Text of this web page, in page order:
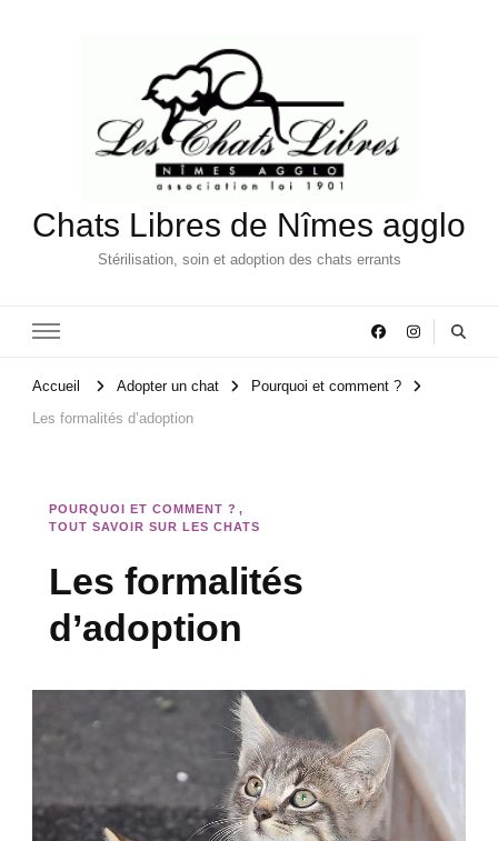
Chats Libres de Nîmes agglo
Stérilisation, soin et adoption des chats errants
Accueil Adopter un chat
Pourquoi et comment ?
Les formalités d’adoption
POURQUOI ET COMMENT ?
TOUT SAVOIR SUR LES CHATS
Les formalités
d’adoption